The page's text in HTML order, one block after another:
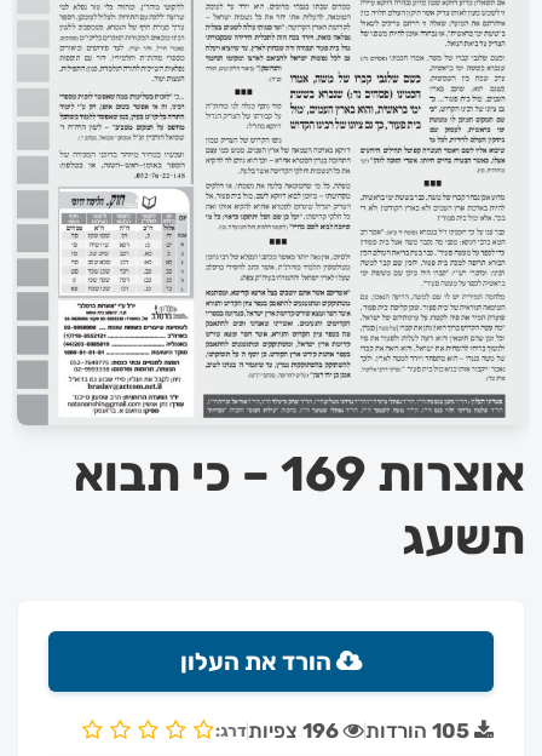
אוצרות 169 – כי תבוא
תשעג
הורד את העלון
105 הורדות 196 צפיותדרג: